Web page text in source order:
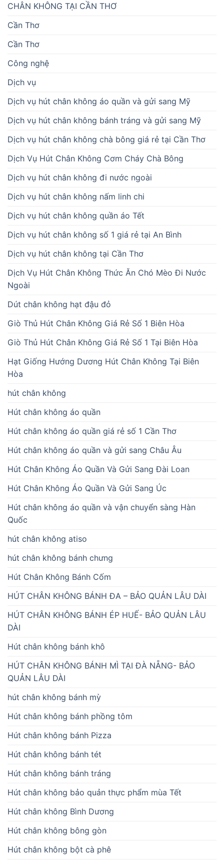
CHÂN KHÔNG TẠI CẦN THƠ
Cần Thơ
Cần Thơ
Công nghệ
Dịch vụ
Dịch vụ hút chân không áo quần và gửi sang Mỹ
Dịch vụ hút chân không bánh tráng và gửi sang Mỹ
Dịch vụ hút chân không chà bông giá rẻ tại Cần Thơ
Dịch Vụ Hút Chân Không Cơm Cháy Chà Bông
Dịch vụ hút chân không đi nước ngoài
Dịch vụ hút chân không nấm linh chi
Dịch vụ hút chân không quần áo Tết
Dịch vụ hút chân không số 1 giá rẻ tại An Bình
Dịch vụ hút chân không tại Cần Thơ
Dịch Vụ Hút Chân Không Thức Ăn Chó Mèo Đi Nước
Ngoài
Dút chân không hạt đậu đỏ
Giò Thủ Hút Chân Không Giá Rẻ Số 1 Biên Hòa
Giò Thủ Hút Chân Không Giá Rẻ Số 1 Tại Biên Hòa
Hạt Giống Hướng Dương Hút Chân Không Tại Biên
Hòa
hút chân không
Hút chân không áo quần
Hút chân không áo quần giá rẻ số 1 Cần Thơ
Hút chân không áo quần và gửi sang Châu Âu
Hút Chân Không Áo Quần Và Gửi Sang Đài Loan
Hút Chân Không Áo Quần Và Gửi Sang Úc
Hút chân không áo quần và vận chuyển sàng Hàn
Quốc
hút chân không atiso
hút chân không bánh chưng
Hút Chân Không Bánh Cốm
HÚT CHÂN KHÔNG BÁNH ĐA – BẢO QUẢN LÂU DÀI
HÚT CHÂN KHÔNG BÁNH ÉP HUẾ- BẢO QUẢN LÂU
DÀI
Hút chân không bánh khô
HÚT CHÂN KHÔNG BÁNH MÌ TẠI ĐÀ NẴNG- BẢO
QUẢN LÂU DÀI
hút chân không bánh mỳ
Hút chân không bánh phồng tôm
Hút chân không bánh Pizza
Hút chân không bánh tét
Hút chân không bánh tráng
Hút chân không bảo quản thực phẩm mùa Tết
Hút chân không Bình Dương
Hút chân không bông gòn
Hút chân không bột cà phê